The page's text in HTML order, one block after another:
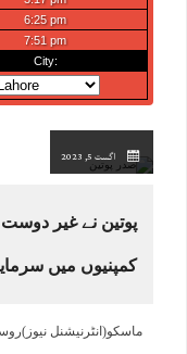
اگست 5, 2023
پوتین نے غیر
کمپنیوں میں
ماسکو(انٹرنیشنل